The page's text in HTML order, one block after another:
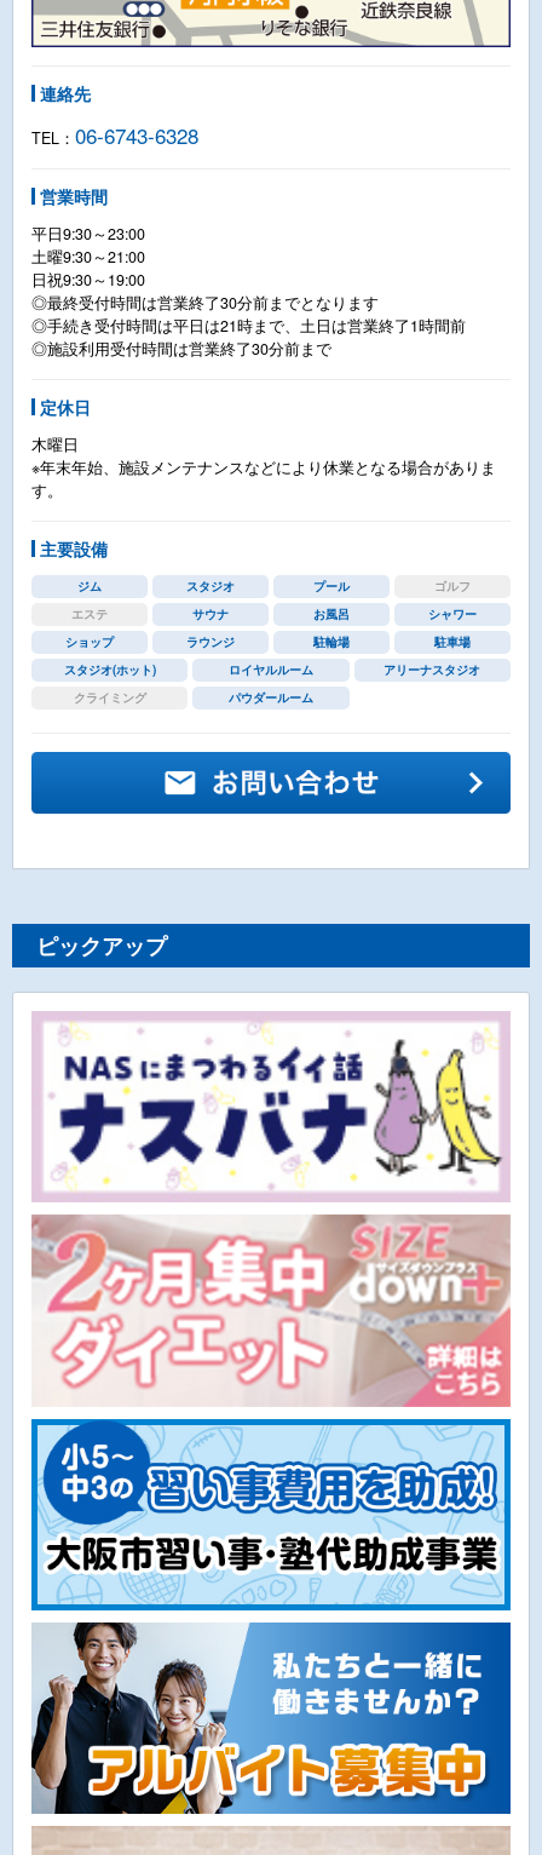
連絡先
TEL： 06-6743-6328
営業時間
平日9:30～23:00
土曜9:30～21:00
日祝9:30～19:00
◎最終受付時間は営業終了30分前までとなります
◎手続き受付時間は平日は21時まで、土日は営業終了1時間前
◎施設利用受付時間は営業終了30分前まで
定休日
木曜日
※年末年始、施設メンテナンスなどにより休業となる場合がありま
す。
主要設備
ジム スタジオ プール
ゴルフ
エステ
サウナ お風呂
シャワー
ショップ
ラウンジ 駐輪場
駐車場
スタジオ(ホット)
ロイヤルルーム
アリーナスタジオ
クライミング
パウダールーム
ピックアップ